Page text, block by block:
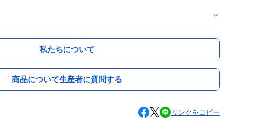
私たちについて
商品について生産者に質問する
リンクをコピー